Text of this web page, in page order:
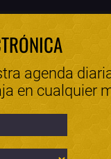
agenda
en cualquier